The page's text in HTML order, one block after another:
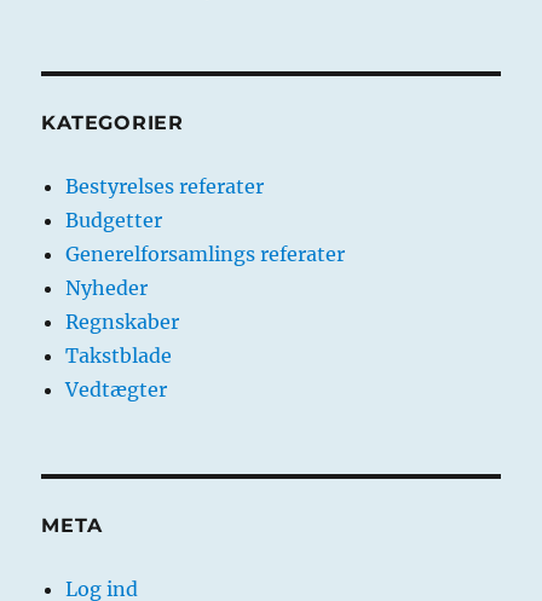
KATEGORIER
Bestyrelses referater
Budgetter
Generelforsamlings referater
Nyheder
Regnskaber
Takstblade
Vedtægter
META
Log ind